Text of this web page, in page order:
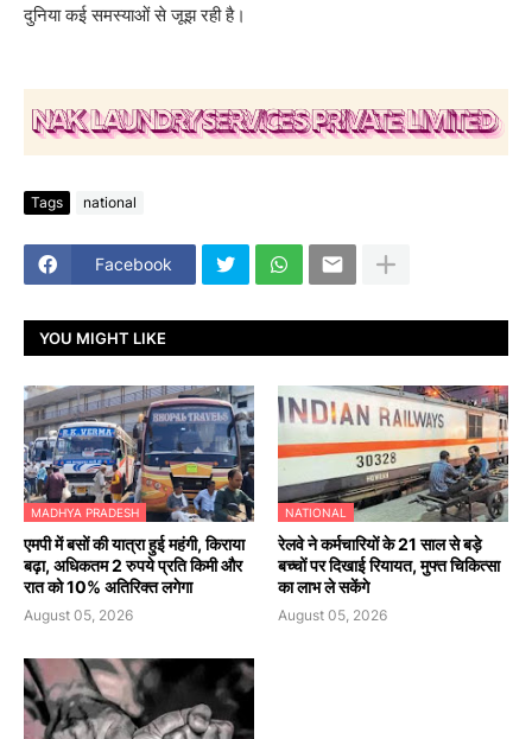
दुनिया कई समस्याओं से जूझ रही है।
Tags national
Facebook
YOU MIGHT LIKE
MADHYA PRADESH
एमपी में बसों की यात्रा हुई महंगी, किराया
बढ़ा, अधिकतम 2 रुपये प्रति किमी और
रात को 10% अतिरिक्त लगेगा
August 05, 2026
NATIONAL
रेलवे ने कर्मचारियों के 21 साल से बड़े
बच्चों पर दिखाई रियायत, मुफ्त चिकित्सा
का लाभ ले सकेंगे
August 05, 2026